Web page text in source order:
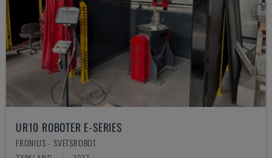
UR10 ROBOTER E-SERIES
FRONIUS - SVETSROBOT